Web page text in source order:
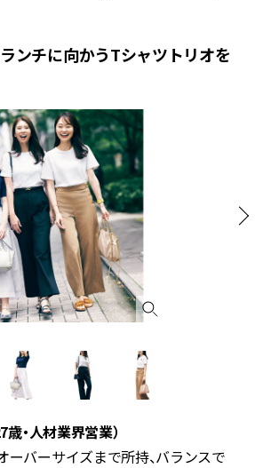
ランチに向かうTシャツトリオを
歳・人材業界営業）
バーサイズまで所持、バランスで